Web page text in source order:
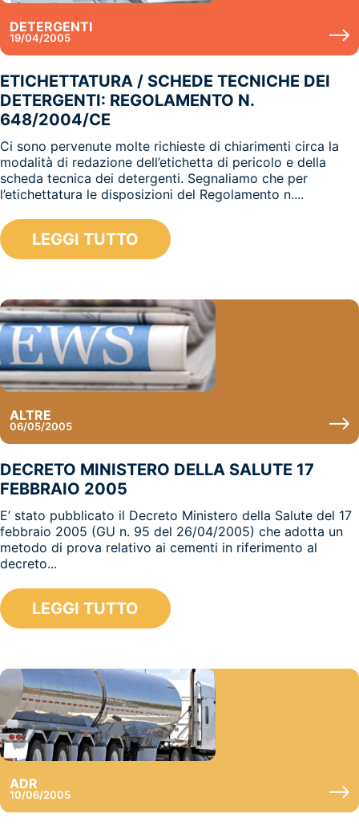
DETERGENTI
19/04/2005
ETICHETTATURA / SCHEDE TECNICHE DEI
DETERGENTI: REGOLAMENTO N.
648/2004/CE
Ci sono pervenute molte richieste di chiarimenti circa la
modalità di redazione dell’etichetta di pericolo e della
scheda tecnica dei detergenti. Segnaliamo che per
l’etichettatura le disposizioni del Regolamento n....
LEGGI TUTTO
ALTRE
06/05/2005
DECRETO MINISTERO DELLA SALUTE 17
FEBBRAIO 2005
E’ stato pubblicato il Decreto Ministero della Salute del 17
febbraio 2005 (GU n. 95 del 26/04/2005) che adotta un
metodo di prova relativo ai cementi in riferimento al
decreto...
LEGGI TUTTO
ADR
10/06/2005